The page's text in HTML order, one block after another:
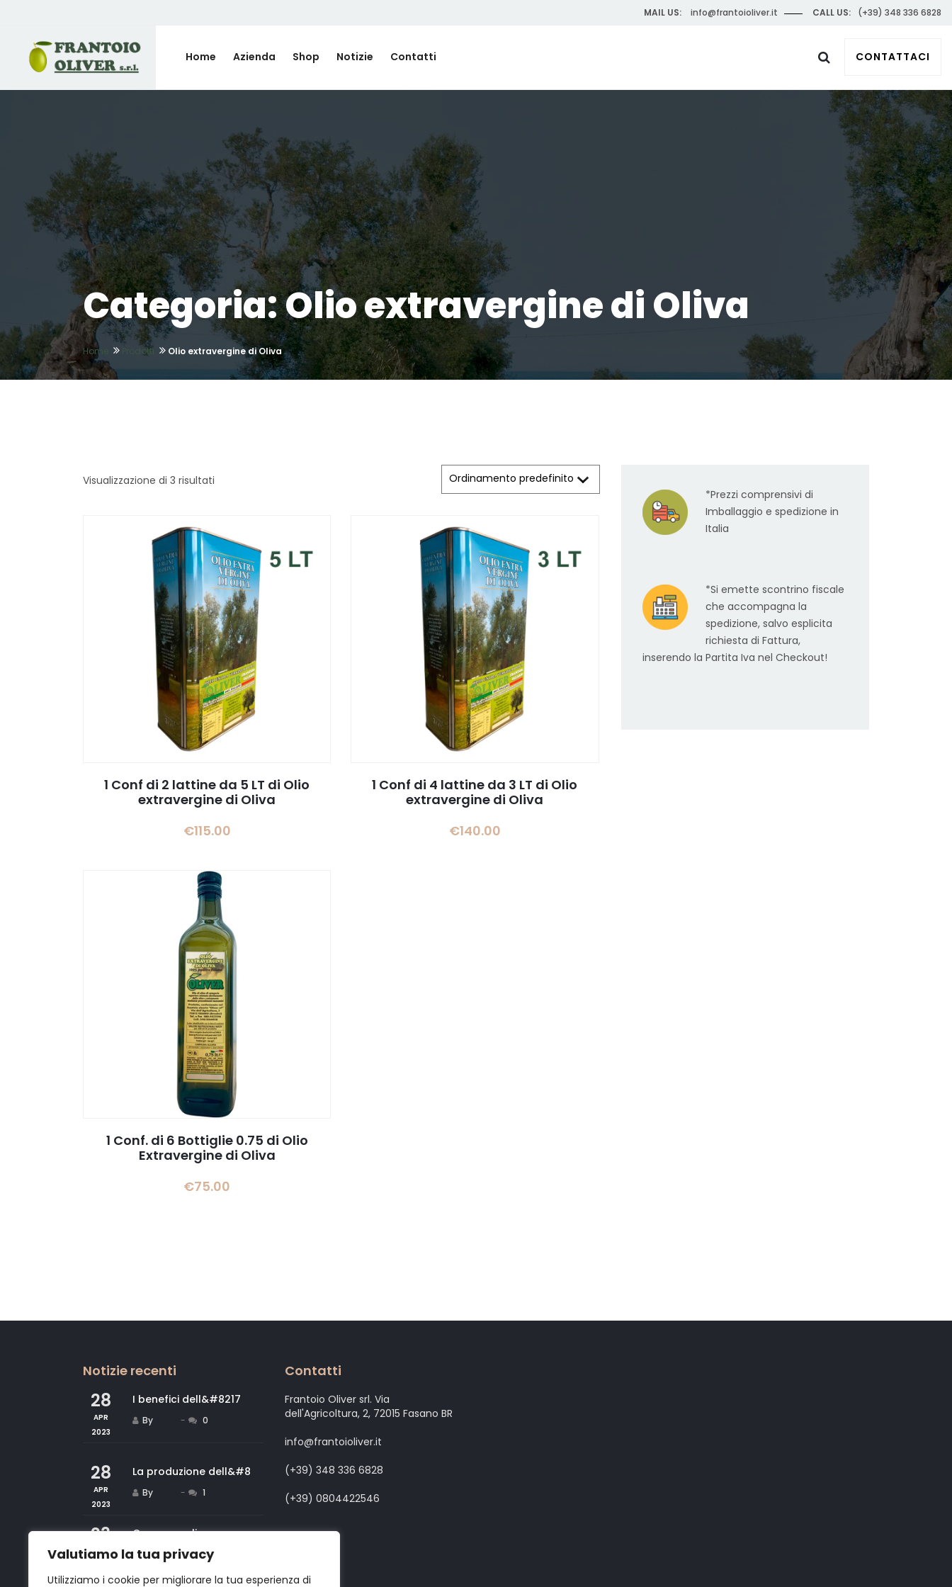
Valutiamo la tua privacy
Utilizziamo i cookie per migliorare la tua esperienza di
MAIL US: info@frantoioliver.it CALL US: (+39) 348 336 6828
CONTATTACI
Home Azienda Shop Notizie Contatti
Categoria: Olio extravergine di Oliva
Home Prodotti Olio extravergine di Oliva
Visualizzazione di 3 risultati
1 Conf di 2 lattine da 5 LT di Olio
extravergine di Oliva
€115.00
1 Conf di 4 lattine da 3 LT di Olio
extravergine di Oliva
€140.00
1 Conf. di 6 Bottiglie 0.75 di Olio
Extravergine di Oliva
€75.00
*Prezzi comprensivi di
Imballaggio e spedizione in
Italia
*Si emette scontrino fiscale
che accompagna la
spedizione, salvo esplicita
richiesta di Fattura,
inserendo la Partita Iva nel Checkout!
Notizie recenti
28
APR
2023
I benefici dell&#8217
By 0
28
APR
2023
La produzione dell&#8
By 1
23
MAR
Come scegliere e cons
ByStaff 0
Contatti
Frantoio Oliver srl. Via
dell'Agricoltura, 2, 72015 Fasano BR
info@frantoioliver.it
(+39) 348 336 6828
(+39) 0804422546